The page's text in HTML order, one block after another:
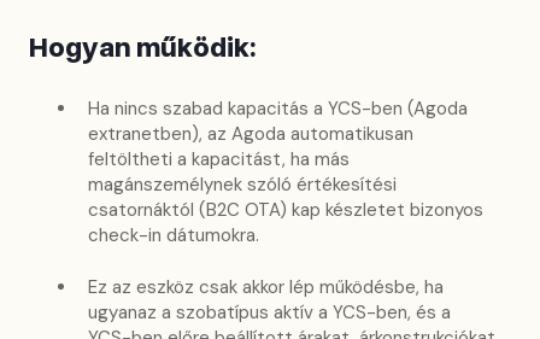
Hogyan működik:
Ha nincs szabad kapacitás a YCS-ben (Agoda
extranetben), az Agoda automatikusan
feltöltheti a kapacitást, ha más
magánszemélynek szóló értékesítési
csatornáktól (B2C OTA) kap készletet bizonyos
check-in dátumokra.
Ez az eszköz csak akkor lép működésbe, ha
ugyanaz a szobatípus aktív a YCS-ben, és a